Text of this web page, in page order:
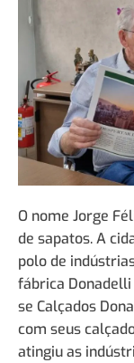
O nome Jorge
de sapatos. A
polo de
fábrica Donadelli
se Calçados
com seus
atingiu as